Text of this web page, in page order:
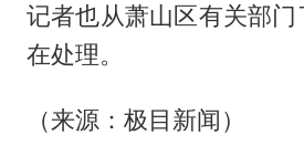
记者也从萧山区有关部
在处理。
（来源：极目新闻）